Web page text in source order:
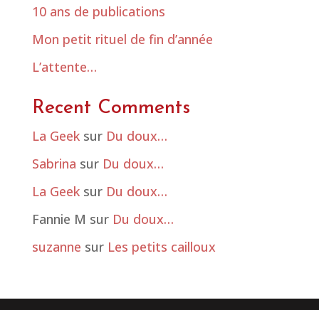
10 ans de publications
Mon petit rituel de fin d’année
L’attente…
Recent Comments
La Geeksur Du doux…
Sabrina sur Du doux…
La Geeksur Du doux…
Fannie M sur Du doux…
suzanne sur Les petits cailloux